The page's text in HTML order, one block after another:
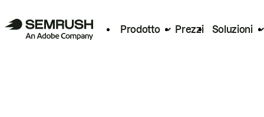
Prodotto Prezzi Soluzioni